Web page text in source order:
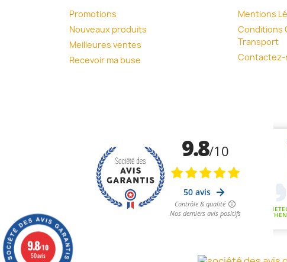
Promotions
Nouveaux produits
Meilleures ventes
Recevoir ma buse
Mentions
Conditions
Transport
Contactez-
9.8/10
50 avis